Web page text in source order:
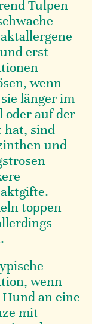
Tulpen
erst
wenn
länger im
oder auf der
hat, sind
und
toppen
wenn
an eine
mit